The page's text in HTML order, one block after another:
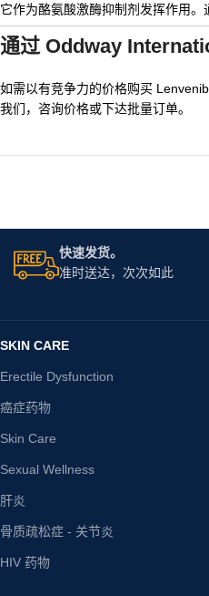
它作为酪氨酸激酶抑制剂发挥作用
通过 Oddway
如需以有竞争力的价格购买
我们，咨询价格或下达批量订单。
快速发货。
准时送达，次次如此
SKIN CARE
Erectile Dysfunction
癌症药物
Skin Care
Sexual Wellness
肝炎
骨质疏松症 - 关节炎
HIV 药物